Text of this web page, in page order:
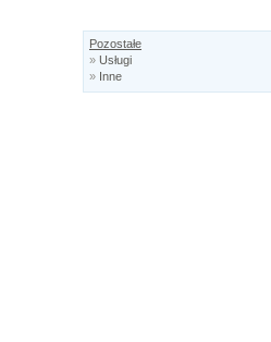
Pozostałe
» Usługi
» Inne